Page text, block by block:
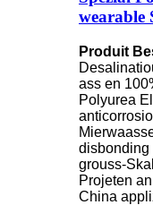
wearable
Produit
ass en
Polyurea
disbonding
grouss-
Projeten
China